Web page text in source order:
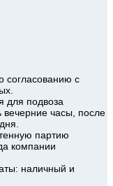
согласованию с
для подвоза
вечерние часы, после
партию
компании
наличный и